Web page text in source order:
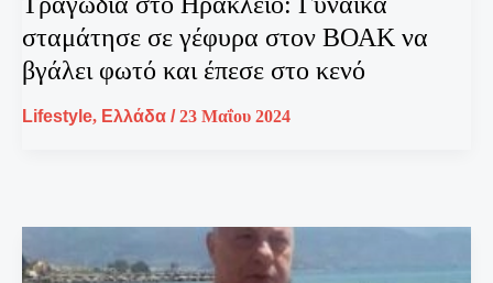
σταμάτησε σε γέφυρα στον ΒΟΑΚ να
βγάλει φωτό και έπεσε στο κενό
Lifestyle, Ελλάδα /23 Μαΐου 2024